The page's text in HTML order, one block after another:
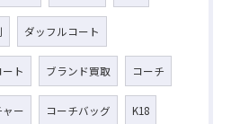
ダッフルコート
ト ブランド買取 コーチ
ー コーチバッグ K18